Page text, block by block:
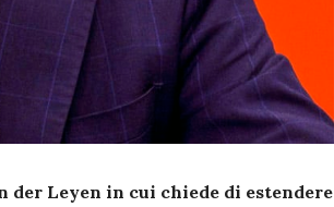
Leyen in cui chiede di estendere